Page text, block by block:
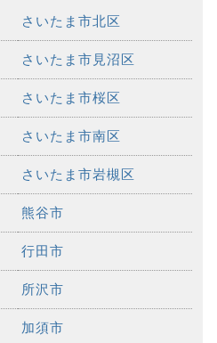
さいたま市北区
さいたま市見沼区
さいたま市桜区
さいたま市南区
さいたま市岩槻区
熊谷市
行田市
所沢市
加須市